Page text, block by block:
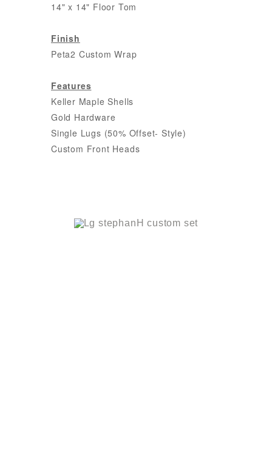
14" x 14" Floor Tom
Finish
Peta2 Custom Wrap
Features
Keller Maple Shells
Gold Hardware
Single Lugs (50% Offset- Style)
Custom Front Heads